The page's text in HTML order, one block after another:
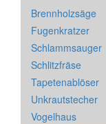
Brennholzsäge
Fugenkratzer
Schlammsauger
Schlitzfräse
Tapetenablöser
Unkrautstecher
Vogelhaus